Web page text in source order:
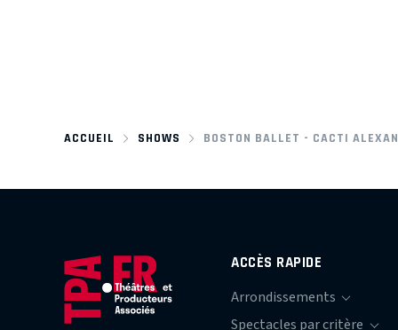
ACCUEIL SHOWS BOSTON BALLET - CACTI
ACCÈS RAPIDE